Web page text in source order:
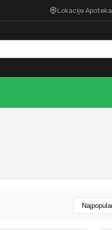
Lokacije Apoteka